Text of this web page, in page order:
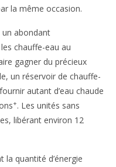
la même occasion.
un abondant
chauffe-eau au
gagner du précieux
un réservoir de chauffe-
autant d’eau chaude
+. Les unités sans
libérant environ 12
la quantité d’énergie